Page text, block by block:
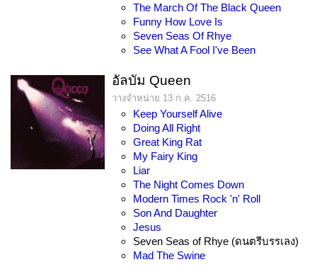
The March Of The Black Queen
Funny How Love Is
Seven Seas Of Rhye
See What A Fool I've Been
อัลบัม Queen
วางจำหน่าย 13 ก.ค. 2516
Keep Yourself Alive
Doing All Right
Great King Rat
My Fairy King
Liar
The Night Comes Down
Modern Times Rock 'n' Roll
Son And Daughter
Jesus
Seven Seas of Rhye (ดนตรีบรรเลง)
Mad The Swine